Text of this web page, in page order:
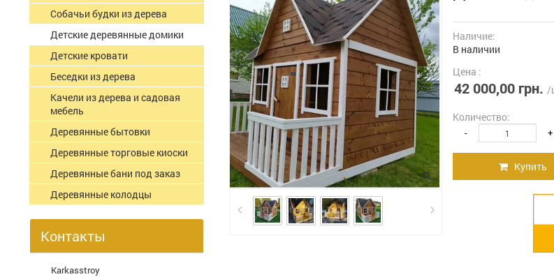
Наличие:
В наличии
Цена :
42 000,00 грн. /
Количество:
- +
Купить
Собачьи будки из дерева
Детские деревянные домики
Детские кровати
Беседки из дерева
Качели из дерева и садовая
мебель
Деревянные бытовки
Деревянные торговые киоски
Деревянные бани под заказ
Деревянные колодцы
Контакты
Karkasstroy